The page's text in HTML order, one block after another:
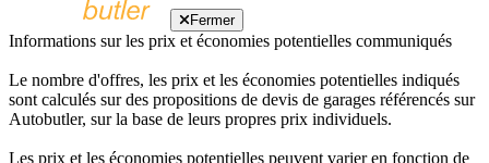
Fermer
Informations sur les prix et économies potentielles communiqués
Le nombre d'offres, les prix et les économies potentielles indiqués
sont calculés sur des propositions de devis de garages référencés sur
Autobutler, sur la base de leurs propres prix individuels.
Les prix et les économies potentielles peuvent varier en fonction de